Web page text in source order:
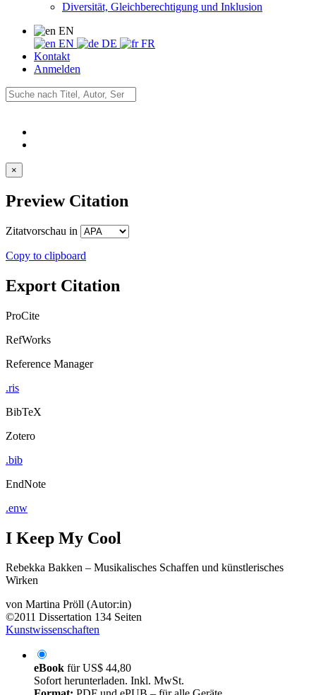
Diversität, Gleichberechtigung und Inklusion
EN
EN
DE
FR
Kontakt
Anmelden
×
Preview Citation
Zitatvorschau in
Copy to clipboard
Export Citation
ProCite
RefWorks
Reference Manager
.ris
BibTeX
Zotero
.bib
EndNote
.enw
I Keep My Cool
Rebekka Bakken – Musikalisches Schaffen und künstlerisches
Wirken
von Martina Pröll (Autor:in)
©2011 Dissertation 134 Seiten
Kunstwissenschaften
eBook fürUS$ 44,80
Sofort herunterladen. Inkl. MwSt.